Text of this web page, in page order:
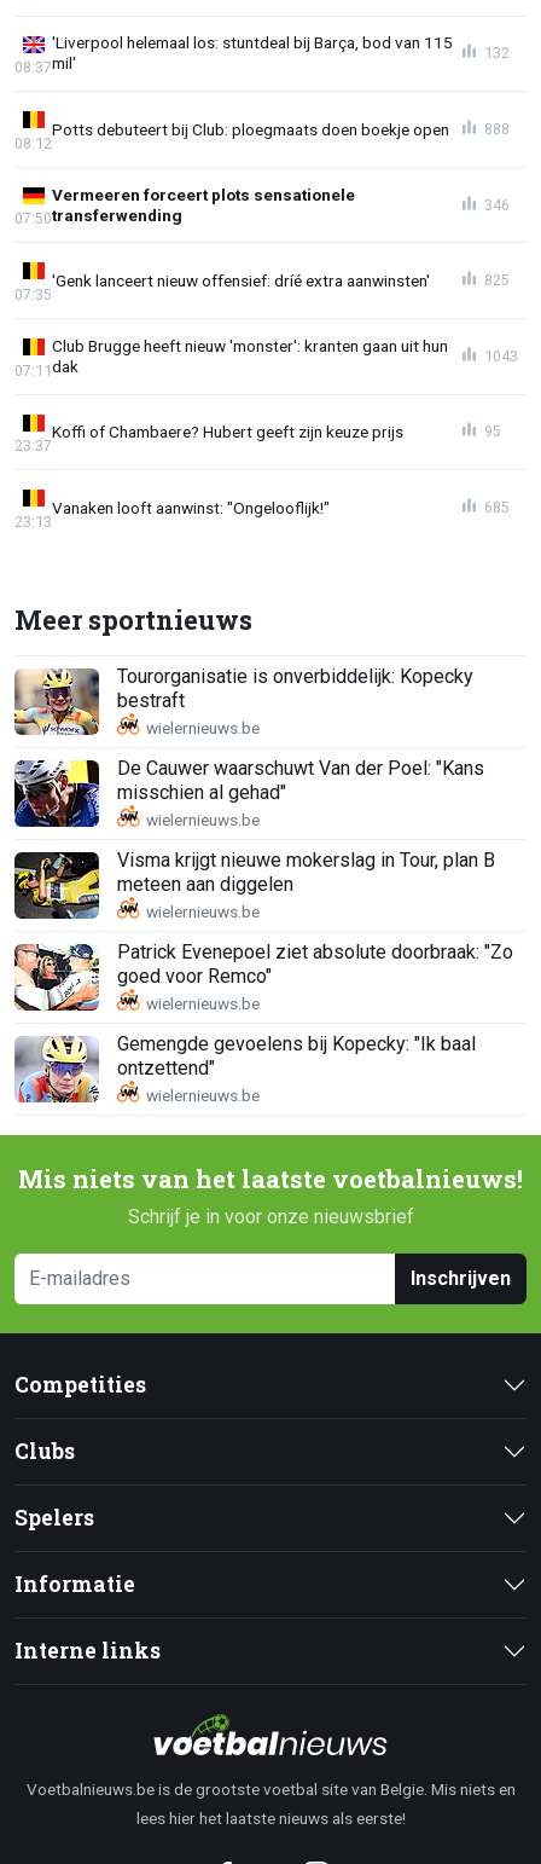
'Liverpool helemaal los: stuntdeal bij Barça, bod van 115
mil'
08:37
132
Potts debuteert bij Club: ploegmaats doen boekje open
08:12
888
Vermeeren forceert plots sensationele
transferwending
07:50
346
'Genk lanceert nieuw offensief: dríé extra aanwinsten'
07:35
825
Club Brugge heeft nieuw 'monster': kranten gaan uit hun
dak
07:11
1043
Koffi of Chambaere? Hubert geeft zijn keuze prijs
23:37
95
Vanaken looft aanwinst: "Ongelooflijk!"
23:13
685
Meer sportnieuws
Tourorganisatie is onverbiddelijk: Kopecky
bestraft
De Cauwer waarschuwt Van der Poel: "Kans
misschien al gehad"
Visma krijgt nieuwe mokerslag in Tour, plan B
meteen aan diggelen
Patrick Evenepoel ziet absolute doorbraak: "Zo
goed voor Remco"
Gemengde gevoelens bij Kopecky: "Ik baal
ontzettend"
Mis niets van het laatste voetbalnieuws!
Schrijf je in voor onze nieuwsbrief
Inschrijven
Competities
Clubs
Spelers
Informatie
Interne links
Voetbalnieuws.be is de grootste voetbal site van Belgie. Mis niets en
lees hier het laatste nieuws als eerste!